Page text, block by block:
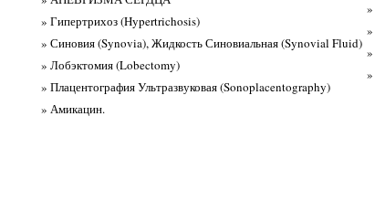
» Гипертрихоз (Hypertrichosis)
» Синовия (Synovia), Жидкость Синовиальная (Synovial Fluid)
» Лобэктомия (Lobectomy)
» Плацентография Ультразвуковая (Sonoplacentography)
» Амикацин.
»
»
»
»